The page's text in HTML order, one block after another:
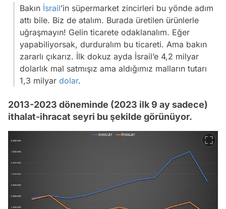
Bakın İsrail’in süpermarket zincirleri bu yönde adım
attı bile. Biz de atalım. Burada üretilen ürünlerle
uğraşmayın! Gelin ticarete odaklanalım. Eğer
yapabiliyorsak, durduralım bu ticareti. Ama bakın
zararlı çıkarız. İlk dokuz ayda İsrail’e 4,2 milyar
dolarlık mal satmışız ama aldığımız malların tutarı
1,3 milyar dolar.
2013-2023 döneminde (2023 ilk 9 ay sadece)
ithalat-ihracat seyri bu şekilde görünüyor.